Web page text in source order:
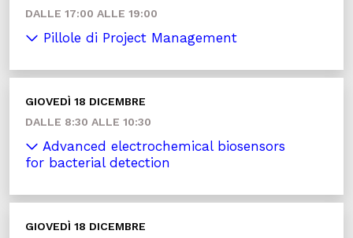
DALLE 17:00 ALLE 19:00
Pillole di Project Management
GIOVEDÌ 18 DICEMBRE
DALLE 8:30 ALLE 10:30
Advanced electrochemical biosensors
for bacterial detection
GIOVEDÌ 18 DICEMBRE